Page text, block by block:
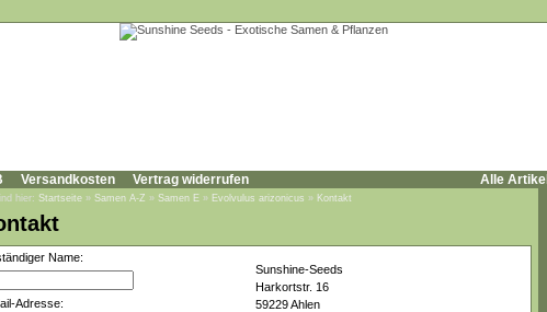
Versandkosten Vertrag widerrufen Alle Artikel
hier: Startseite » Samen A-Z » Samen E » Evolvulus arizonicus » Kontakt
Name:
Sunshine-Seeds
Harkortstr. 16
59229 Ahlen
Adresse: